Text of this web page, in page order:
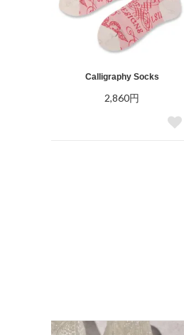
Calligraphy Socks
2,860円